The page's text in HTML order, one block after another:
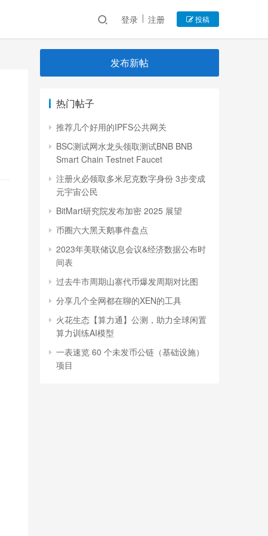
登录 注册 投稿
发布新帖
热门帖子
推荐几个好用的IPFS公共网关
BSC测试网水龙头领取测试BNB BNB
Smart Chain Testnet Faucet
注册火必领取多米尼克数字身份 3步变成
元宇宙公民
BitMart研究院发布加密 2025 展望
币圈六大黑天鹅事件盘点
2023年美联储议息会议&经济数据公布时
间表
过去牛市周期山寨代币爆发周期对比图
分享几个全网都在聊的XEN的工具
火花生态【算力通】公测，助力全球闲置
算力训练AI模型
一表速览 60 个未发币公链（基础设施）
项目